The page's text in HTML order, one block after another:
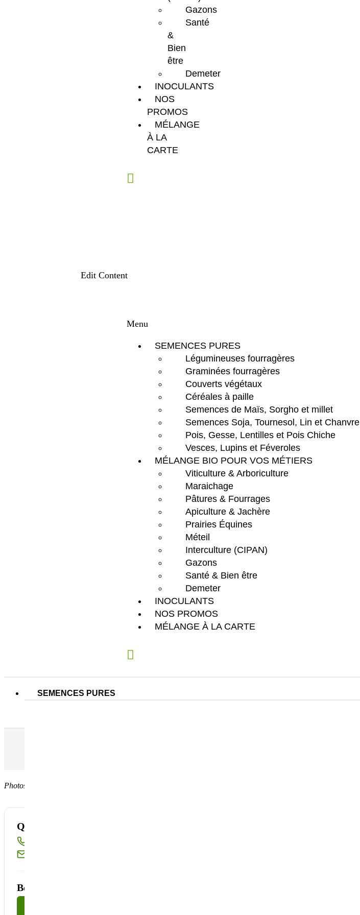
Gazons
Santé
&
Bien
être
Demeter
INOCULANTS
NOS
PROMOS
MÉLANGE
À LA
CARTE
Edit Content
Menu
SEMENCES PURES
Légumineuses fourragères
Graminées fourragères
Couverts végétaux
Céréales à paille
Semences de Maïs, Sorgho et millet
Semences Soja, Tournesol, Lin et Chanvre
Pois, Gesse, Lentilles et Pois Chiche
Vesces, Lupins et Féveroles
MÉLANGE BIO POUR VOS MÉTIERS
Viticulture & Arboriculture
Maraichage
Pâtures & Fourrages
Apiculture & Jachère
Prairies Équines
Méteil
Interculture (CIPAN)
Gazons
Santé & Bien être
Demeter
INOCULANTS
NOS PROMOS
MÉLANGE À LA CARTE
SEMENCES PURES
Photos non contractuelles
Quantité disponible insuffisante ?
Besoin d'un conseil technique ?